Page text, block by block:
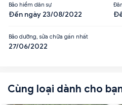
Bảo hiểm dân sự
Đến ngày 23/08/2022
Bảo dưỡng, sửa chữa gần nhất
27/06/2022
Cùng loại dành cho